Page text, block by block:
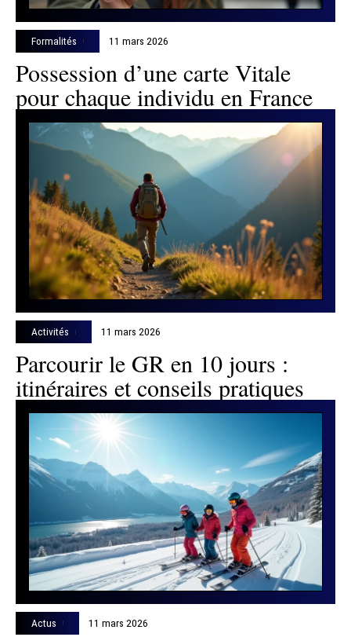
Formalités 11 mars 2026
Possession d’une carte Vitale
pour chaque individu en France
Activités 11 mars 2026
Parcourir le GR en 10 jours :
itinéraires et conseils pratiques
Actus 11 mars 2026